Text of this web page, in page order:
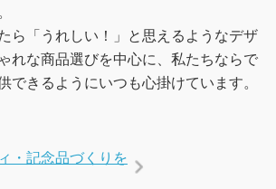
ら「うれしい！」と思えるようなデザ
れな商品選びを中心に、私たちならで
できるようにいつも心掛けています。
・記念品づくりを